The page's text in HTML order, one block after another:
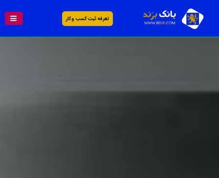
تعرفه ثبت کسب و کار